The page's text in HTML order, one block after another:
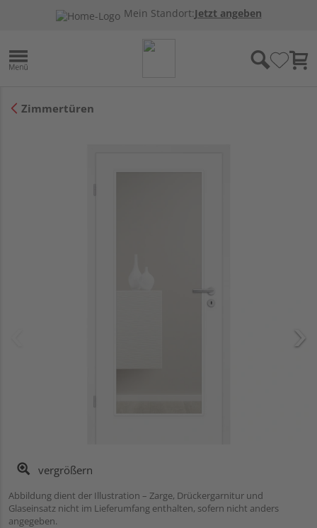
Mein Standort:Jetzt angeben
Zimmertüren
vergrößern
Abbildung dient der Illustration – Zarge, Drückergarnitur und
Glaseinsatz nicht im Lieferumfang enthalten, sofern nicht anders
angegeben.